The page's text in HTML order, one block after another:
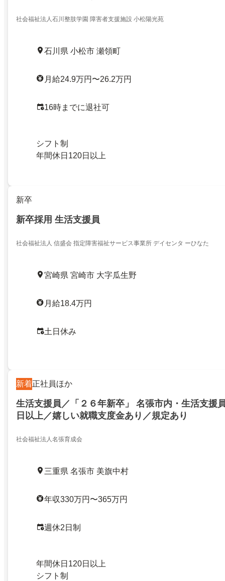
社会福祉法人石川整肢学園 障害者支援施設 小松陽光苑
石川県 小松市 瀬領町
月給24.9万円〜26.2万円
16時までに退社可
シフト制
年間休日120日以上
新卒
新卒採用 生活支援員
社会福祉法人 信盛会 指定障害福祉サービス事業所 デイセンタ ーひなた
宮崎県 宮崎市 大字瓜生野
月給18.4万円
土日休み
新着正社員ほか
生活支援員／「２６年新卒」 名張市内・生活支援
日以上／嬉しい就職支度金あり／規定あり
社会福祉法人名張育成会
三重県 名張市 美旗中村
年収330万円〜365万円
週休2日制
年間休日120日以上
シフト制